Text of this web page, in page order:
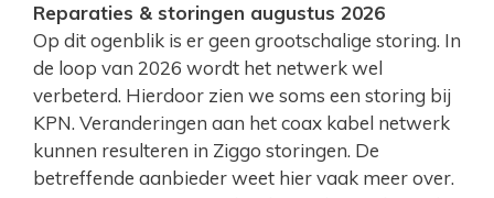
Reparaties & storingen augustus 2026
Op dit ogenblik is er geen grootschalige storing. In
de loop van 2026 wordt het netwerk wel
verbeterd. Hierdoor zien we soms een storing bij
KPN. Veranderingen aan het coax kabel netwerk
kunnen resulteren in Ziggo storingen. De
betreffende aanbieder weet hier vaak meer over.